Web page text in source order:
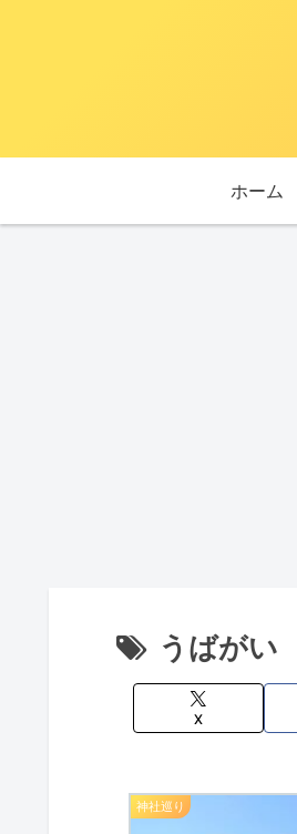
ホーム
うばがい
X
神社巡り